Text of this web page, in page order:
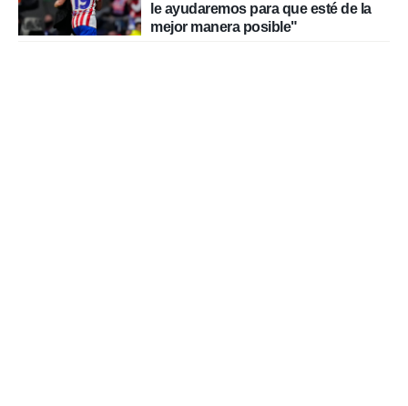
le ayudaremos para que esté de la
mejor manera posible"